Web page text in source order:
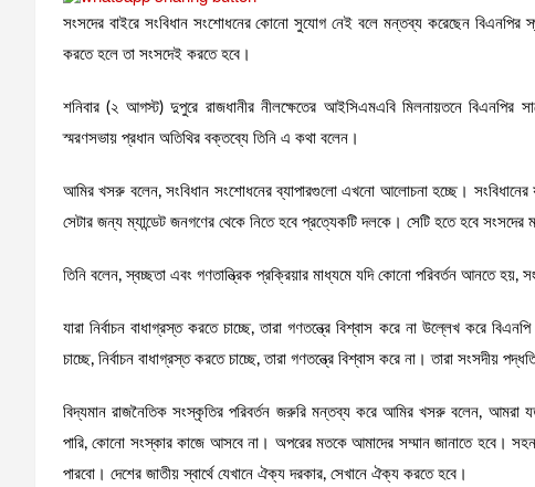
সংসদের বাইরে সংবিধান সংশোধনের কোনো সুযোগ নেই বলে মন্তব্য করেছেন বিএনপির
করতে হলে তা সংসদেই করতে হবে।
শনিবার (২ আগস্ট) দুপুরে রাজধানীর নীলক্ষেতের আইসিএমএবি মিলনায়তনে বিএনপির
স্মরণসভায় প্রধান অতিথির বক্তব্যে তিনি এ কথা বলেন।
আমির খসরু বলেন, সংবিধান সংশোধনের ব্যাপারগুলো এখনো আলোচনা হচ্ছে।
সেটার জন্য ম্যান্ডেট জনগণের থেকে নিতে হবে প্রত্যেকটি দলকে। সেটি হতে হবে সংসদের
তিনি বলেন, স্বচ্ছতা এবং গণতান্ত্রিক প্রক্রিয়ার মাধ্যমে যদি কোনো পরিবর্তন আনতে হয়,
যারা নির্বাচন বাধাগ্রস্ত করতে চাচ্ছে, তারা গণতন্ত্রে বিশ্বাস করে না উল্লেখ করে
চাচ্ছে, নির্বাচন বাধাগ্রস্ত করতে চাচ্ছে, তারা গণতন্ত্রে বিশ্বাস করে না। তারা সংসদীয়
বিদ্যমান রাজনৈতিক সংস্কৃতির পরিবর্তন জরুরি মন্তব্য করে আমির খসরু বলেন, আমরা
পারি, কোনো সংস্কার কাজে আসবে না। অপরের মতকে আমাদের সম্মান জানাতে হবে।
পারবো। দেশের জাতীয় স্বার্থে যেখানে ঐক্য দরকার, সেখানে ঐক্য করতে হবে।